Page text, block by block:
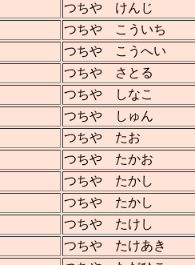
つちや けんじ
つちや こういち
つちや こうへい
つちや さとる
つちや しなこ
つちや しゅん
つちや たお
つちや たかお
つちや たかし
つちや たかし
つちや たけし
つちや たけあき